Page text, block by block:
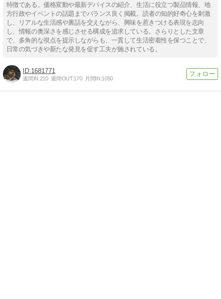
特徴である。価格変動や最新デバイスの紹介、生活に役立つ製品情報、地
方行政やイベントの話題までバランス良く掲載。読者の知的好奇心を刺激
し、リアルな生活感や裏話を交えながら、興味を惹きつける表現を志向
し、情報の奥深さを感じさせる構成を追求している。さらりとした文章
で、多角的な視点を提示しながらも、一貫して生活密着性を保つことで、
日常の気づきや新たな発見を促す工夫が施されている。
1681771
週間IN:210 週間OUT:170 月間IN:1050